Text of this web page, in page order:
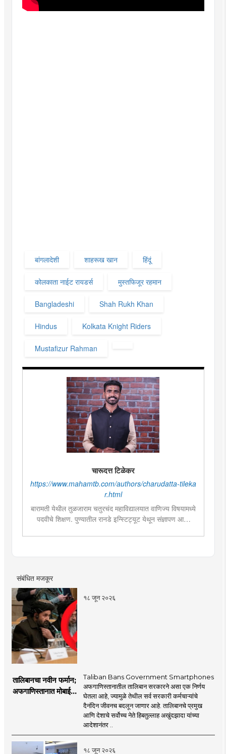
बांगलादेशी शाहरूख खान हिंदूं
कोलकाता नाईट रायडर्स मुस्तफिजूर रहमान
Bangladeshi Shah Rukh Khan
Hindus Kolkata Knight Riders
Mustafizur Rahman
चारूदत्त टिळेकर
https://www.mahamtb.com/authors/charudatta-tileka
r.html
बारामती येथील तुळजाराम चतुरचंद महाविद्यालयात वाणिज्य विषयामध्ये
पदवीचे शिक्षण. पुण्यातील रानडे इन्स्टिट्यूट येथून संज्ञापण आणि
स्पर्धांमध्ये सहभाग. रानडे इन्स्टिट्यूट येथे 'पश्चिम महाराष्ट्रातील
संबंधित मजकूर
१८ जून २०२६
तालिबानचा नवीन फर्मान;
अफगाणिस्तानात मोबाईल
Taliban Bans Government Smartphones
अफगाणिस्तानातील तालिबान सरकारने असा एक निर्णय
घेतला आहे, ज्यामुळे तेथील सर्व सरकारी कर्मचाऱ्यांचे
दैनंदिन जीवनच बदलून जाणार आहे. तालिबानचे प्रमुख
आणि देशाचे सर्वोच्च नेते हिबतुल्लाह अखुंदझादा यांच्या
आदेशानंतर ..
१८ जून २०२६